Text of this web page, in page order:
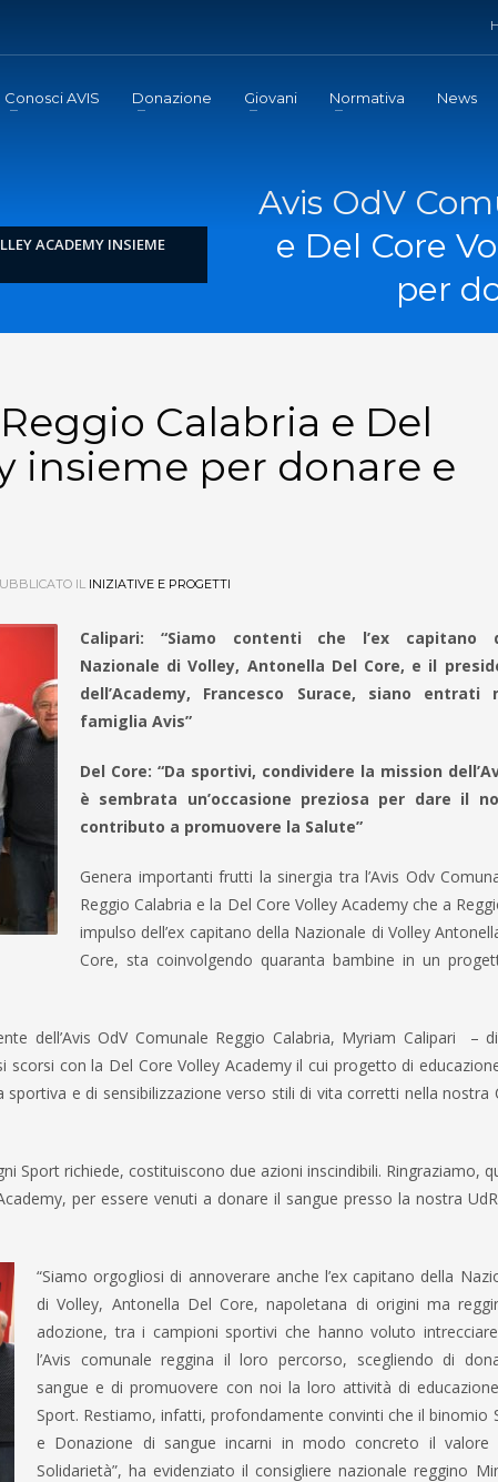
Conosci AVIS Donazione Giovani Normativa News
ACADEMY INSIEME
Avis OdV
e Del Core
per
Calabria e Del
insieme per donare e
IL INIZIATIVE E PROGETTI
Calipari: “Siamo contenti che l’ex capitano
Nazionale di Volley, Antonella Del Core, e il
dell’Academy, Francesco Surace, siano entrati
famiglia Avis”
Del Core: “Da sportivi, condividere la mission
è sembrata un’occasione preziosa per dare il
contributo a promuovere la Salute”
Genera importanti frutti la sinergia tra l’Avis Odv
Reggio Calabria e la Del Core Volley Academy che a
impulso dell’ex capitano della Nazionale di Volley
Core, sta coinvolgendo quaranta bambine in un
dell’Avis OdV Comunale Reggio Calabria, Myriam Calipari –
con la Del Core Volley Academy il cui progetto di
e di sensibilizzazione verso stili di vita corretti nella nostra
Sport richiede, costituiscono due azioni inscindibili. Ringraziamo,
per essere venuti a donare il sangue presso la nostra
“Siamo orgogliosi di annoverare anche l’ex capitano della
di Volley, Antonella Del Core, napoletana di origini ma
adozione, tra i campioni sportivi che hanno voluto
l’Avis comunale reggina il loro percorso, scegliendo di
sangue e di promuovere con noi la loro attività di
Sport. Restiamo, infatti, profondamente convinti che il binomio
e Donazione di sangue incarni in modo concreto il valore
Solidarietà”, ha evidenziato il consigliere nazionale reggino